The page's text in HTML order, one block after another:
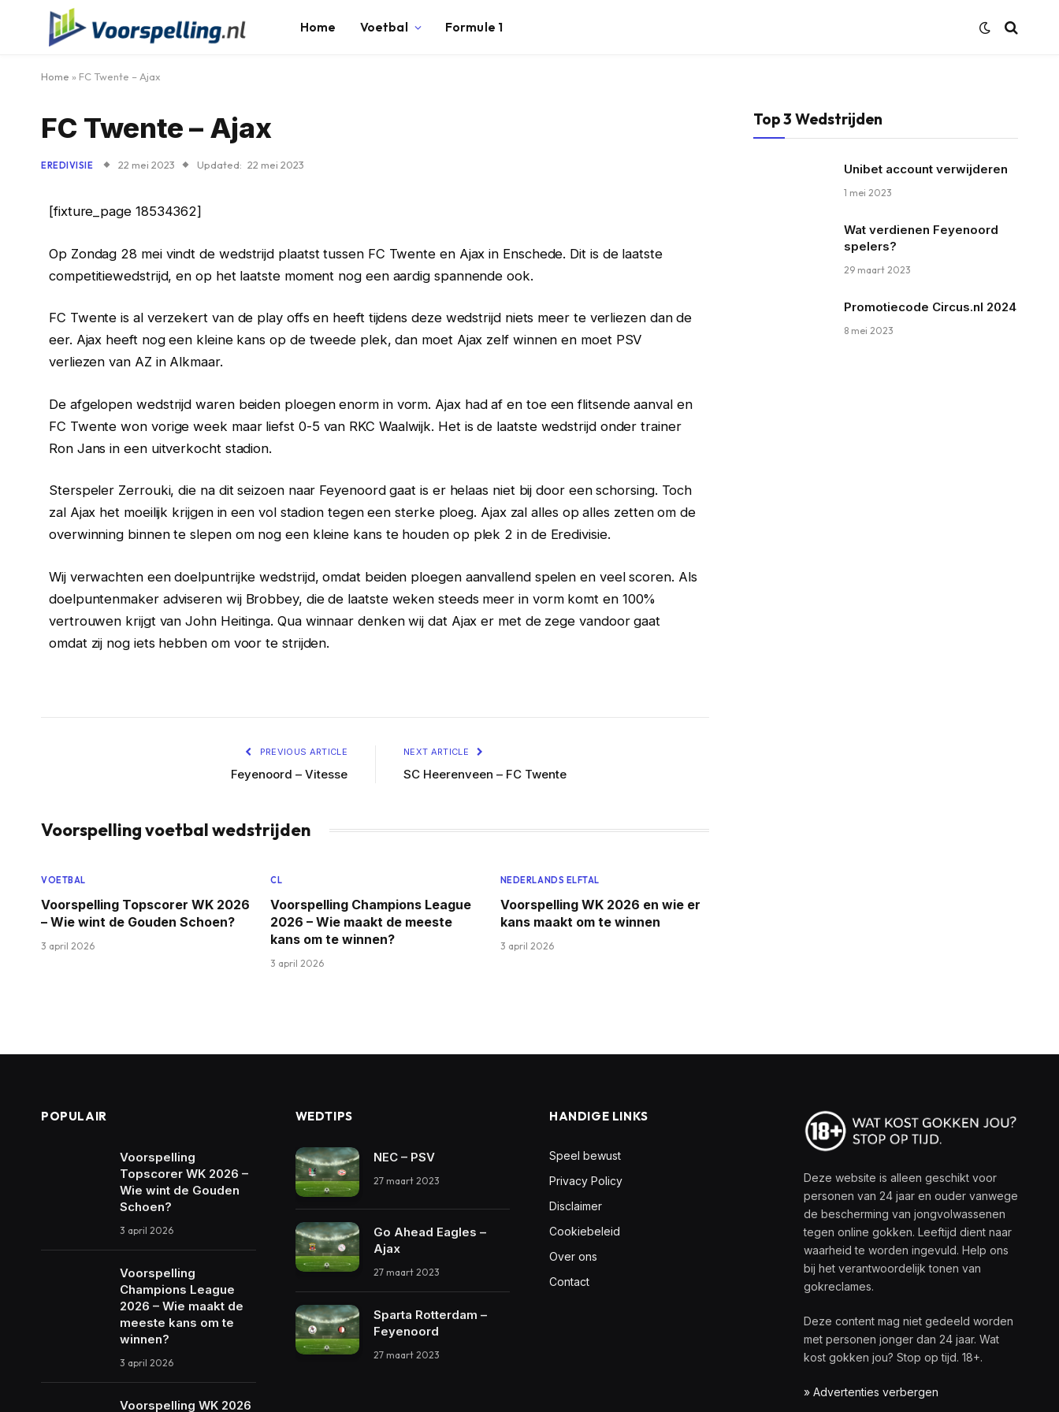
Home Voetbal Formule 1
Home » FC Twente – Ajax
FC Twente – Ajax
EREDIVISIE 22 mei 2023 Updated: 22 mei 2023
[fixture_page 18534362]
Op Zondag 28 mei vindt de wedstrijd plaatst tussen FC Twente en Ajax in Enschede. Dit is de laatste
competitiewedstrijd, en op het laatste moment nog een aardig spannende ook.
FC Twente is al verzekert van de play offs en heeft tijdens deze wedstrijd niets meer te verliezen dan de
eer. Ajax heeft nog een kleine kans op de tweede plek, dan moet Ajax zelf winnen en moet PSV
verliezen van AZ in Alkmaar.
De afgelopen wedstrijd waren beiden ploegen enorm in vorm. Ajax had af en toe een flitsende aanval en
FC Twente won vorige week maar liefst 0-5 van RKC Waalwijk. Het is de laatste wedstrijd onder trainer
Ron Jans in een uitverkocht stadion.
Sterspeler Zerrouki, die na dit seizoen naar Feyenoord gaat is er helaas niet bij door een schorsing. Toch
zal Ajax het moeilijk krijgen in een vol stadion tegen een sterke ploeg. Ajax zal alles op alles zetten om de
overwinning binnen te slepen om nog een kleine kans te houden op plek 2 in de Eredivisie.
Wij verwachten een doelpuntrijke wedstrijd, omdat beiden ploegen aanvallend spelen en veel scoren. Als
doelpuntenmaker adviseren wij Brobbey, die de laatste weken steeds meer in vorm komt en 100%
vertrouwen krijgt van John Heitinga. Qua winnaar denken wij dat Ajax er met de zege vandoor gaat
omdat zij nog iets hebben om voor te strijden.
PREVIOUS ARTICLE
Feyenoord – Vitesse
NEXT ARTICLE
SC Heerenveen – FC Twente
Voorspelling voetbal wedstrijden
VOETBAL
Voorspelling Topscorer WK 2026
– Wie wint de Gouden Schoen?
3 april 2026
CL
Voorspelling Champions League
2026 – Wie maakt de meeste
kans om te winnen?
3 april 2026
NEDERLANDS ELFTAL
Voorspelling WK 2026 en wie er
kans maakt om te winnen
3 april 2026
Top 3 Wedstrijden
Unibet account verwijderen
1 mei 2023
Wat verdienen Feyenoord
spelers?
29 maart 2023
Promotiecode Circus.nl 2024
8 mei 2023
POPULAIR
Voorspelling
Topscorer WK 2026 –
Wie wint de Gouden
Schoen?
3 april 2026
Voorspelling
Champions League
2026 – Wie maakt de
meeste kans om te
winnen?
3 april 2026
Voorspelling WK 2026
WEDTIPS
NEC – PSV
27 maart 2023
Go Ahead Eagles –
Ajax
27 maart 2023
Sparta Rotterdam –
Feyenoord
27 maart 2023
HANDIGE LINKS
Speel bewust
Privacy Policy
Disclaimer
Cookiebeleid
Over ons
Contact
Deze website is alleen geschikt voor
personen van 24 jaar en ouder vanwege
de bescherming van jongvolwassenen
tegen online gokken. Leeftijd dient naar
waarheid te worden ingevuld. Help ons
bij het verantwoordelijk tonen van
gokreclames.
Deze content mag niet gedeeld worden
met personen jonger dan 24 jaar. Wat
kost gokken jou? Stop op tijd. 18+.
» Advertenties verbergen